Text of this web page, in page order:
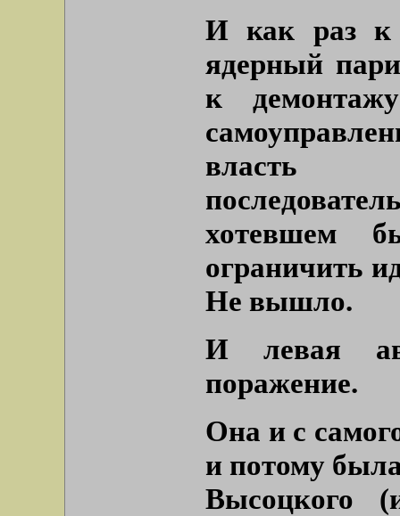
И как раз к
ядерный
к
хотевшем
ограничить
Не вышло.
И левая
поражение.
Она и с
и потому
Высоцкого